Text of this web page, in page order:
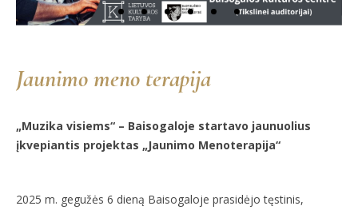
Jaunimo meno terapija
„Muzika visiems“ – Baisogaloje startavo jaunuolius
įkvepiantis projektas „Jaunimo Menoterapija“
2025 m. gegužės 6 dieną Baisogaloje prasidėjo tęstinis,